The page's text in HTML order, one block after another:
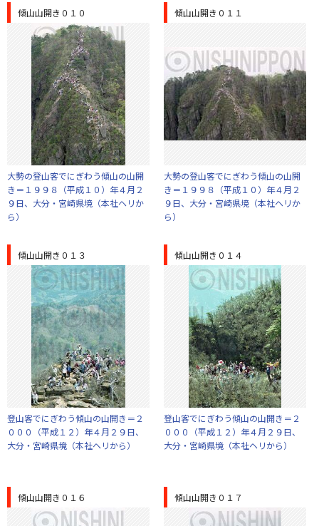
傾山山開き０１０
大勢の登山客でにぎわう傾山の山開
き＝１９９８（平成１０）年４月２
９日、大分・宮崎県境（本社ヘリか
ら）
傾山山開き０１１
大勢の登山客でにぎわう傾山の山開
き＝１９９８（平成１０）年４月２
９日、大分・宮崎県境（本社ヘリか
ら）
傾山山開き０１３
登山客でにぎわう傾山の山開き＝２
０００（平成１２）年４月２９日、
大分・宮崎県境（本社ヘリから）
傾山山開き０１４
登山客でにぎわう傾山の山開き＝２
０００（平成１２）年４月２９日、
大分・宮崎県境（本社ヘリから）
傾山山開き０１６ 傾山山開き０１７